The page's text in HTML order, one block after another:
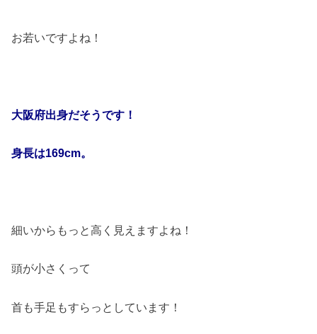
お若いですよね！
大阪府出身だそうです！
身長は169cm。
細いからもっと高く見えますよね！
頭が小さくって
首も手足もすらっとしています！